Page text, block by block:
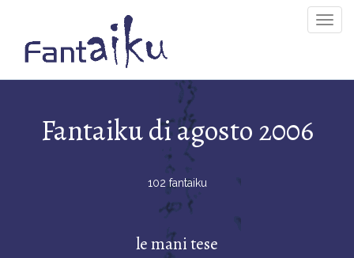
Fantaiku di agosto 2006
102 fantaiku
le mani tese